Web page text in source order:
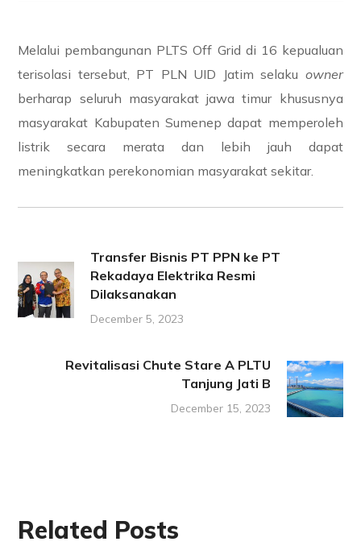
Melalui pembangunan PLTS Off Grid di 16 kepualuan
terisolasi tersebut, PT PLN UID Jatim selaku owner
berharap seluruh masyarakat jawa timur khususnya
masyarakat Kabupaten Sumenep dapat memperoleh
listrik secara merata dan lebih jauh dapat
meningkatkan perekonomian masyarakat sekitar.
Transfer Bisnis PT PPN ke PT
Rekadaya Elektrika Resmi
Dilaksanakan
December 5, 2023
Revitalisasi Chute Stare A PLTU
Tanjung Jati B
December 15, 2023
Related Posts